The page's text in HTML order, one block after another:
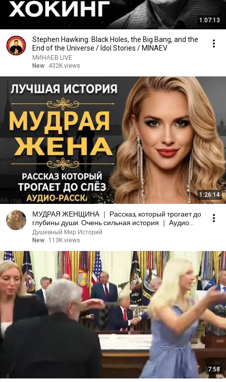
1:07:13
Stephen Hawking: Black Holes, the Big Bang, and the
End of the Universe / Idol Stories / MINAEV
МИНАЕВ LIVE
New
432K views
1:26:14
МУДРАЯ ЖЕНЩИНА ｜ Рассказ, который трогает до
глубины души. Очень сильная история ｜ Аудио
рассказ.
Душевный Мир Историй
New
113K views
7:58